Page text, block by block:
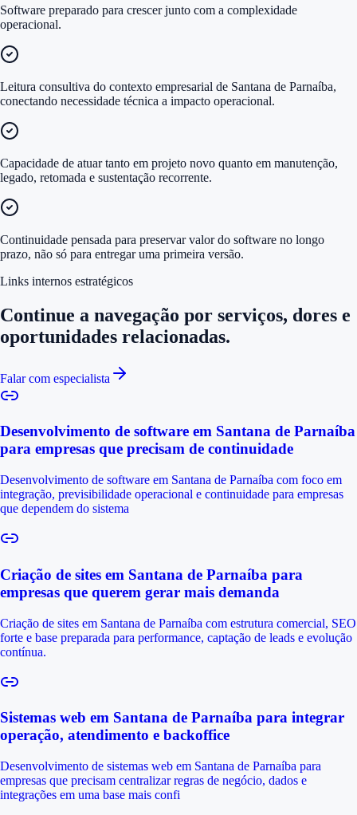
Software preparado para crescer junto com a complexidade
operacional.
Leitura consultiva do contexto empresarial de Santana de Parnaíba,
conectando necessidade técnica a impacto operacional.
Capacidade de atuar tanto em projeto novo quanto em manutenção,
legado, retomada e sustentação recorrente.
Continuidade pensada para preservar valor do software no longo
prazo, não só para entregar uma primeira versão.
Links internos estratégicos
Continue a navegação por serviços, dores e
oportunidades relacionadas.
Falar com especialista
Desenvolvimento de software em Santana de Parnaíba
para empresas que precisam de continuidade
Desenvolvimento de software em Santana de Parnaíba com foco em
integração, previsibilidade operacional e continuidade para empresas
que dependem do sistema
Criação de sites em Santana de Parnaíba para
empresas que querem gerar mais demanda
Criação de sites em Santana de Parnaíba com estrutura comercial, SEO
forte e base preparada para performance, captação de leads e evolução
contínua.
Sistemas web em Santana de Parnaíba para integrar
operação, atendimento e backoffice
Desenvolvimento de sistemas web em Santana de Parnaíba para
empresas que precisam centralizar regras de negócio, dados e
integrações em uma base mais confi